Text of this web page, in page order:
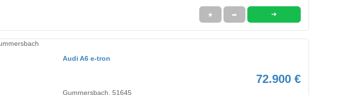
★ ➦ ➜
Audi A6 e-tron
72.900 €
Gummersbach, 51645